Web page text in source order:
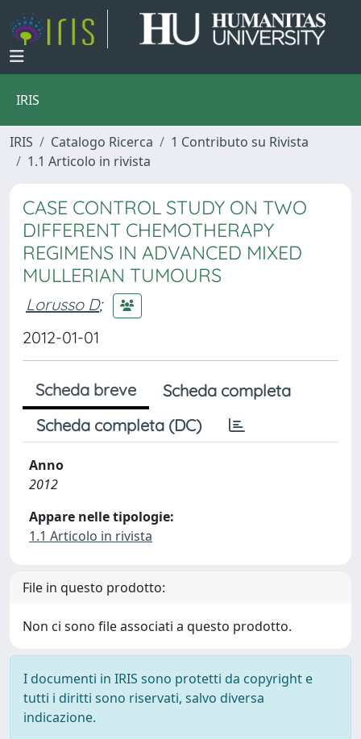
IRIS
IRIS Catalogo Ricerca
1 Contributo su Rivista
1.1 Articolo in rivista
CASE CONTROL STUDY ON TWO
DIFFERENT CHEMOTHERAPY
REGIMENS IN ADVANCED MIXED
MULLERIAN TUMOURS
Lorusso D;
2012-01-01
Scheda breve
Scheda completa
Scheda completa (DC)
Anno
2012
Appare nelle tipologie:
1.1 Articolo in rivista
File in questo prodotto:
Non ci sono file associati a questo prodotto.
I documenti in IRIS sono protetti da copyright e
tutti i diritti sono riservati, salvo diversa
indicazione.